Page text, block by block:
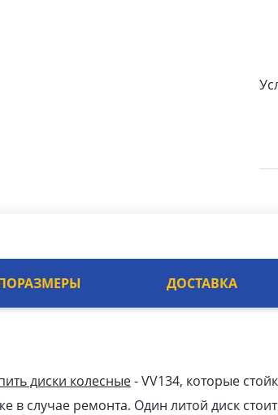
ДОСТАВКА
диски колесные- VV134, которые
в случае ремонта. Один литой диск